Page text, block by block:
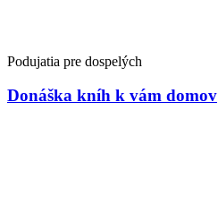
Podujatia pre dospelých
Donáška kníh k vám domov